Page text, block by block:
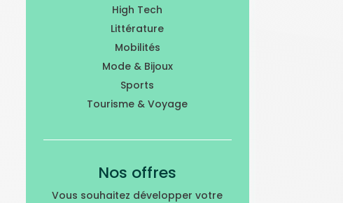
High Tech
Littérature
Mobilités
Mode & Bijoux
Sports
Tourisme & Voyage
Nos offres
Vous souhaitez développer votre